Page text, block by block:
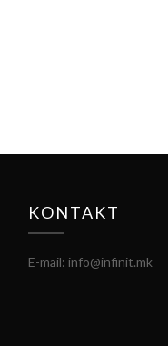
KONTAKT
E-mail: info@infinit.mk